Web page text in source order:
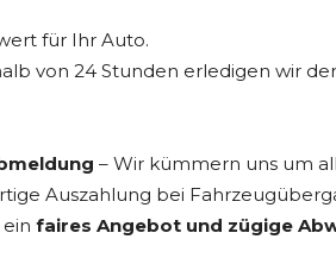
für Ihr Auto.
von 24 Stunden erledigen wir
– Wir kümmern uns um
Auszahlung bei
faires Angebot und zügige